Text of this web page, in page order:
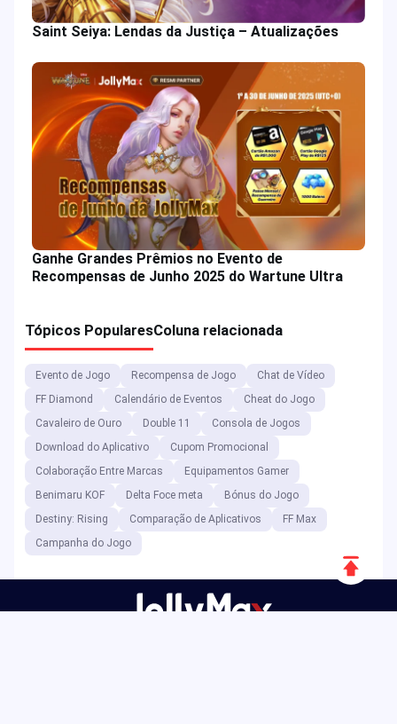
Saint Seiya: Lendas da Justiça – Atualizações
Ganhe Grandes Prêmios no Evento de
Recompensas de Junho 2025 do Wartune Ultra
Tópicos PopularesColuna relacionada
Evento de Jogo Recompensa de Jogo
Chat de Vídeo
FF Diamond
Calendário de Eventos
Cheat do Jogo
Cavaleiro de Ouro
Double 11
Consola de Jogos
Download do Aplicativo
Cupom Promocional
Colaboração Entre Marcas
Equipamentos Gamer
Benimaru KOF
Delta Foce meta
Bónus do Jogo
Destiny: Rising
Comparação de Aplicativos
FF Max
Campanha do Jogo
Rolar
para
cima